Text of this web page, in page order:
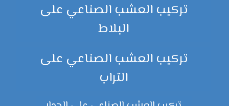
تركيب العشب الصناعي على
البلاط
تركيب العشب الصناعي على
التراب